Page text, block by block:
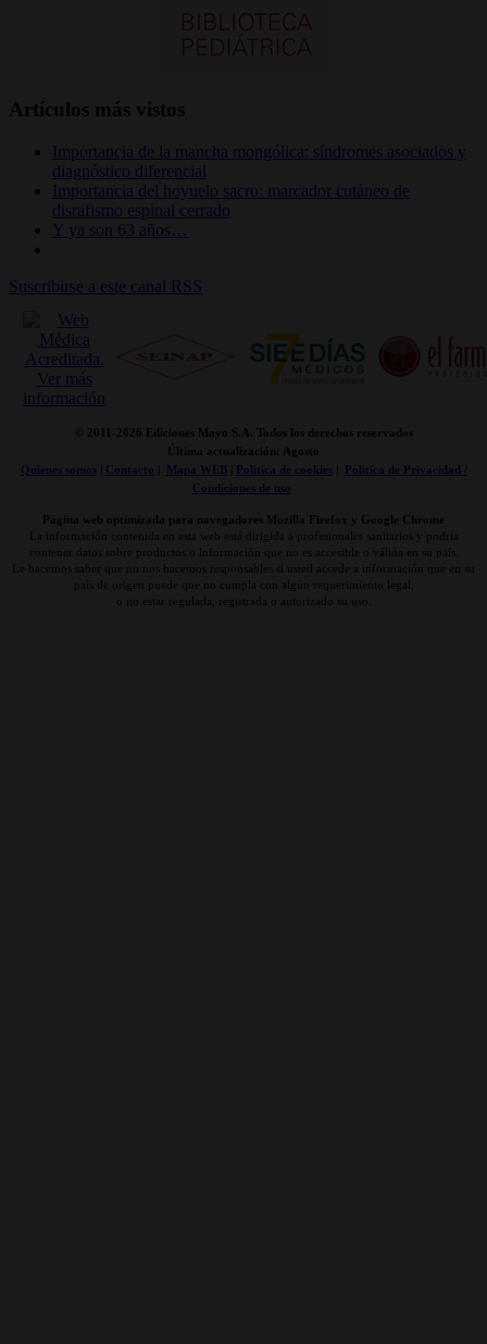
Artículos más vistos
Importancia de la mancha mongólica: síndromes asociados y
diagnóstico diferencial
Importancia del hoyuelo sacro: marcador cutáneo de
disrafismo espinal cerrado
Y ya son 63 años…
Suscribirse a este canal RSS
© 2011- 2026 Ediciones Mayo S.A. Todos los derechos reservados
Última actualización: Agosto
Quienes somos| Contacto Mapa WEB| Politica de cookies|
Politica de Privacidad /
Condiciones de uso
Página web optimizada para navegadores Mozilla Firefox y Google Chrome
La información contenida en esta web está dirigida a profesionales sanitarios y podría
contener datos sobre productos o información que no es accesible o válida en su país.
Le hacemos saber que no nos hacemos responsables si usted accede a información que en su
país de origen puede que no cumpla con algún requerimiento legal,
o no estar regulada, registrada o autorizado su uso.